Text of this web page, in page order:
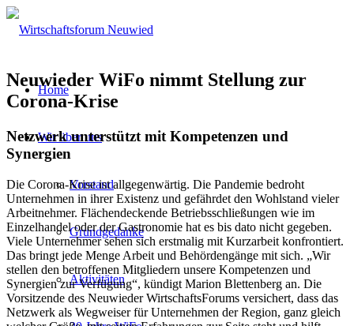
Home
Wir über uns
Vorstand
Grundgedanke
Aktivitäten
Neuwieder WiFo nimmt Stellung zur
Corona-Krise
Netzwerk unterstützt mit Kompetenzen und
Synergien
Die Corona-Krise ist allgegenwärtig. Die Pandemie bedroht
Unternehmen in ihrer Existenz und gefährdet den Wohlstand vieler
Arbeitnehmer. Flächendeckende Betriebsschließungen wie im
Einzelhandel oder der Gastronomie hat es bis dato nicht gegeben.
Viele Unternehmer sehen sich erstmalig mit Kurzarbeit konfrontiert.
Das bringt jede Menge Arbeit und Behördengänge mit sich. „Wir
stellen den betroffenen Mitgliedern unsere Kompetenzen und
Synergien zur Verfügung“, kündigt Marion Blettenberg an. Die
Vorsitzende des Neuwieder WirtschaftsForums versichert, dass das
Netzwerk als Wegweiser für Unternehmen der Region, ganz gleich